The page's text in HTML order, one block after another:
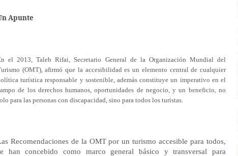
Apunte
el 2013, Taleb Rifai, Secretario General de la Organización Mundial del
(OMT), afirmó que la accesibilidad es un elemento central de cualquier
turística responsable y sostenible, además constituye un imperativo en el
de los derechos humanos, oportunidades de negocio, y un beneficio, no
para las personas con discapacidad, sino para todos los turistas.
Recomendaciones de la OMT por un turismo accesible para todos,
han concebido como marco general básico y transversal para